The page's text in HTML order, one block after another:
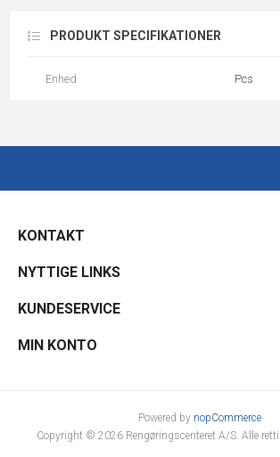
PRODUKT SPECIFIKATIONER
Enhed Pcs
KONTAKT
NYTTIGE LINKS
KUNDESERVICE
MIN KONTO
Powered by nopCommerce
Copyright © 2026 Rengøringscenteret A/S. Alle